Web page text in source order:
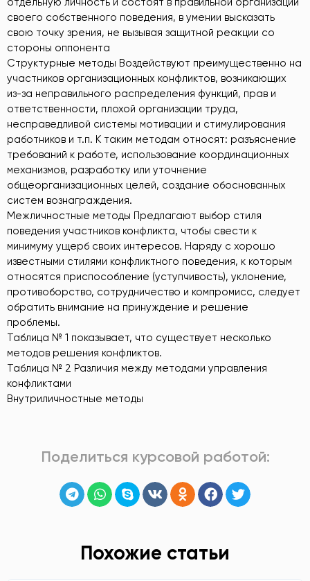
своего собственного поведения, в умении высказать
свою точку зрения, не вызывая защитной реакции со
стороны оппонента
Структурные методы Воздействуют преимущественно на
участников организационных конфликтов, возникающих
из-за неправильного распределения функций, прав и
ответственности, плохой организации труда,
несправедливой системы мотивации и стимулирования
работников и т.п. К таким методам относят: разъяснение
требований к работе, использование координационных
механизмов, разработку или уточнение
общеорганизационных целей, создание обоснованных
систем вознаграждения.
Межличностные методы Предлагают выбор стиля
поведения участников конфликта, чтобы свести к
минимуму ущерб своих интересов. Наряду с хорошо
известными стилями конфликтного поведения, к которым
относятся приспособление (уступчивость), уклонение,
противоборство, сотрудничество и компромисс, следует
обратить внимание на принуждение и решение
проблемы.
Таблица № 1 показывает, что существует несколько
методов решения конфликтов.
Таблица № 2 Различия между методами управления
конфликтами
Внутриличностные методы
Поделиться курсовой работой:
Похожие статьи